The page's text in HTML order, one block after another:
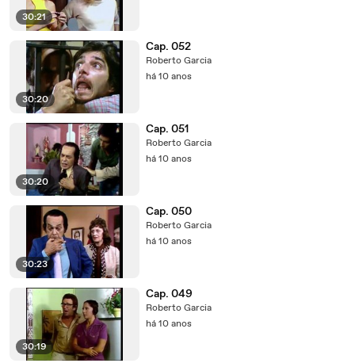
30:21
30:20
Cap. 052
Roberto Garcia
há 10 anos
30:20
Cap. 051
Roberto Garcia
há 10 anos
30:23
Cap. 050
Roberto Garcia
há 10 anos
30:19
Cap. 049
Roberto Garcia
há 10 anos